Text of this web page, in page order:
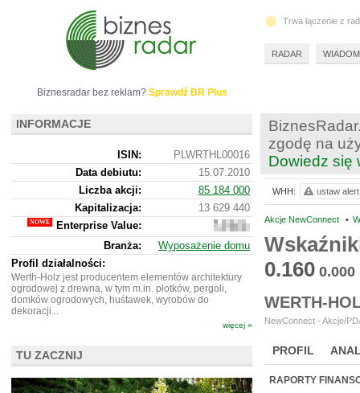
zgodę na
Dowiedz się
Akcje NewConnect •
0.160 0.000
WERTH-
NewConnect - Akcje/
PROFIL
BR LAB
RAPORTY
WHH: ustaw alert
Biznesradar bez reklam? Sprawdź BR Plus
INFORMACJE
ISIN:
PLWRTHL00016
Data debiutu:
15.07.2010
Liczba akcji:
85 184 000
Kapitalizacja:
13 629 440
Enterprise Value:
31
896
440
Branża:
Wyposażenie domu
Profil działalności:
Werth-Holz jest producentem elementów architektury
ogrodowej z drewna, w tym m.in. płotków, pergoli,
domków ogrodowych, huśtawek, wyrobów do
dekoracji...
więcej »
TU ZACZNIJ
Trwa łączenie z
RADAR